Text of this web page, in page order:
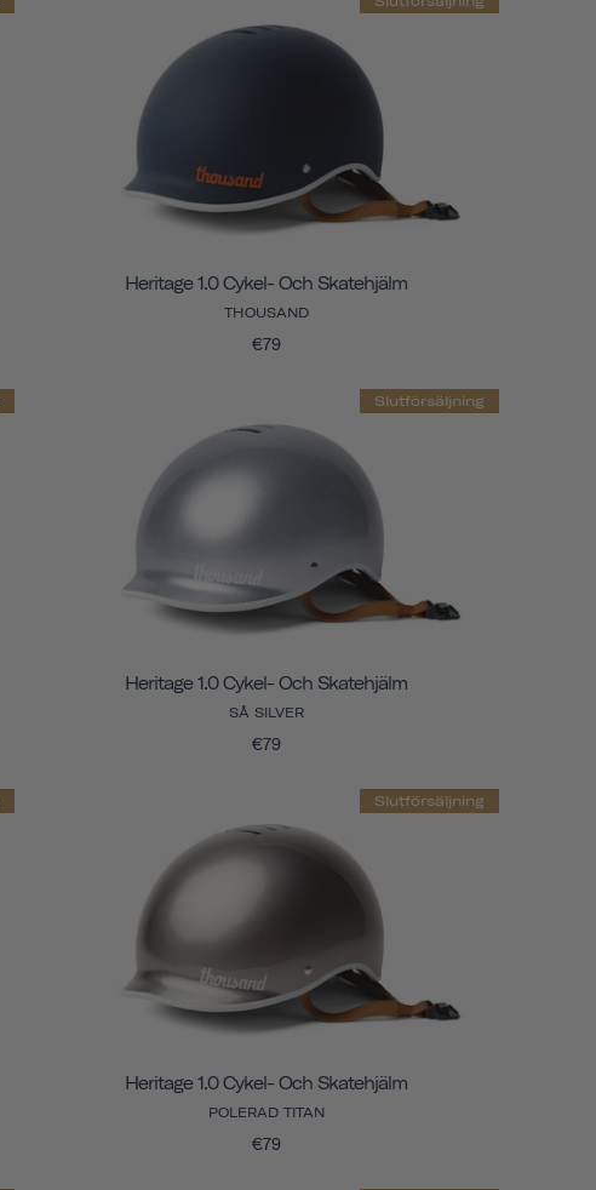
Heritage 1.0 Cykel- Och Skatehjälm
THOUSAND
€79
Slutförsäljning
Heritage 1.0 Cykel- Och Skatehjälm
SÅ SILVER
€79
Slutförsäljning
Heritage 1.0 Cykel- Och Skatehjälm
POLERAD TITAN
€79